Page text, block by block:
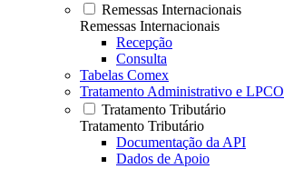
Remessas Internacionais
Remessas Internacionais
Recepção
Consulta
Tabelas Comex
Tratamento Administrativo e LPCO
Tratamento Tributário
Tratamento Tributário
Documentação da API
Dados de Apoio